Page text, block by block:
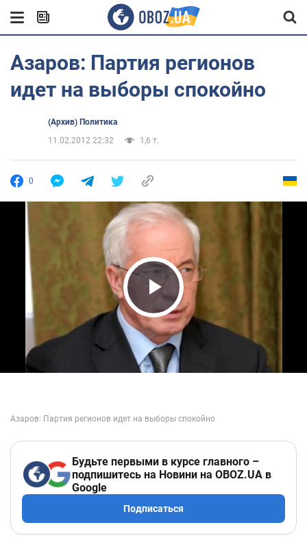
Азаров: Партия регионов
идет на выборы спокойно
(Архив) Политика
11.02.2012 22:32
1,6 т.
0
Play Video
Будьте первыми в курсе главного –
подпишитесь на Новини на OBOZ.UA в
Google
Подписаться